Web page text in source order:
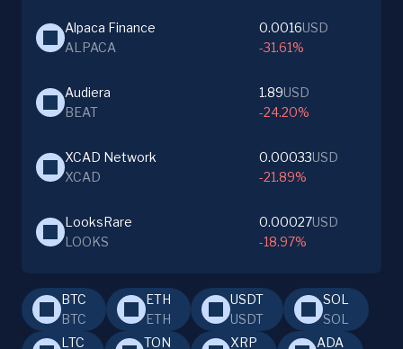
Alpaca Finance
ALPACA
0.0016USD
-31.61%
Audiera
BEAT
1.89USD
-24.20%
XCAD Network
XCAD
0.00033USD
-21.89%
LooksRare
LOOKS
0.00027USD
-18.97%
BTC
BTC
ETH
ETH
USDT
USDT
SOL
SOL
LTC
TON
XRP
ADA